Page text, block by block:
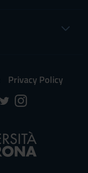
Privacy Policy